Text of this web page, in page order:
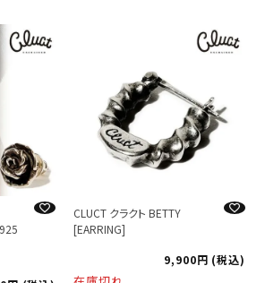
CLUCT クラクト BETTY
[EARRING]
9,900
税込